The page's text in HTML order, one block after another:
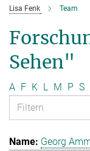
Lisa Fenk Team
Sehen"
A F K L M P S
Georg